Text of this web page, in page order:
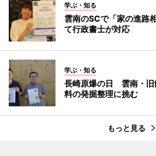
学ぶ・知る
雲南のSCで「家の進
て行政書士が対応
学ぶ・知る
長崎原爆の日 雲南・旧
料の発掘整理に挑む
もっと見る